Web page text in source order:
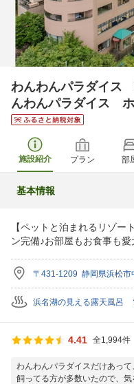
わんわんパラダイス
んわんパラダイス ホ
施設紹介 プラン 部
基本情報
【ペットと泊まれるリゾー
ン完備♪お部屋もお食事も
〒431-1209 静岡県浜松市
浜名湖の見える露天風呂
4.41 全1,994件
わんわんパラダイスだけあっ
飼ってる方が多数いたので、